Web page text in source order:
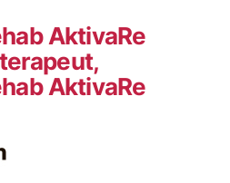
AktivaRe
AktivaRe